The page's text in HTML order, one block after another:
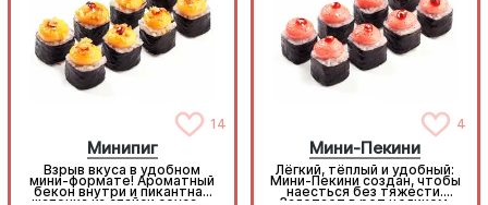
14
Минипиг
Взрыв вкуса в удобном
мини-формате! Ароматный
бекон внутри и пикантная
4
Мини-Пекини
Лёгкий, тёплый и удобный:
Мини-Пекини создан, чтобы
наесться без тяжести.